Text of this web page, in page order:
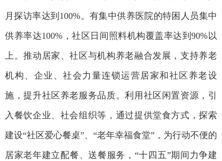
月探访率达到100%。有集中供养医院的特困人员集中
供养率达100%，社区日间照料机构覆盖率达到90%以
上。推动居家、社区与机构养老融合发展，支持养老
机构、企业、社会力量连锁运营居家和社区养老设
施，提升社区养老服务品质。利用社区闲置资源，引
入餐饮企业、社会组织等，通过提供堂食方式，探索
建设“社区爱心餐桌”、“老年幸福食堂”，为行动不便的
居家老年建立配餐、送餐服务，“十四五”期间力争建